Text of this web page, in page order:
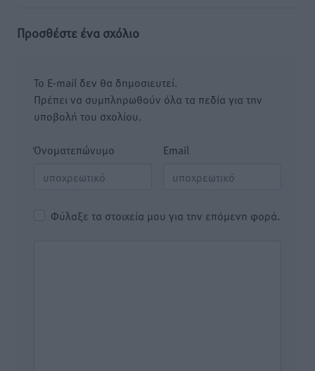
Προσθέστε ένα σχόλιο
Το E-mail δεν θα δημοσιευτεί.
Πρέπει να συμπληρωθούν όλα τα πεδία για την
υποβολή του σχολίου.
Όνοματεπώνυμο Email
Φύλαξε τα στοιχεία μου για την επόμενη φορά.